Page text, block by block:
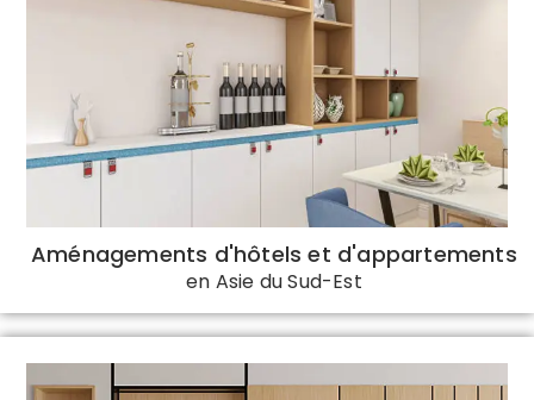
Aménagements d'hôtels et d'appartements
en Asie du Sud-Est